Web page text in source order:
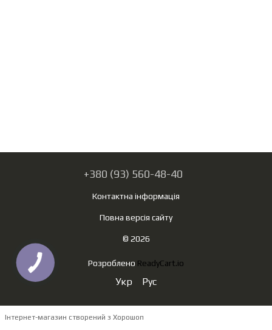
+380 (93) 560-48-40
Контактна інформація
Повна версія сайту
© 2026
Розроблено ReadyCart.io
Укр Рус
Інтернет-магазин створений з Хорошоп